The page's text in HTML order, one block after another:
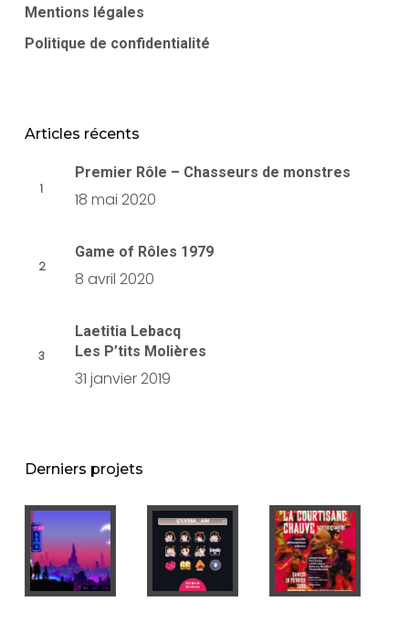
Mentions légales
Politique de confidentialité
Articles récents
Premier Rôle – Chasseurs de monstres
18 mai 2020
Game of Rôles 1979
8 avril 2020
Laetitia Lebacq
Les P’tits Molières
31 janvier 2019
Derniers projets